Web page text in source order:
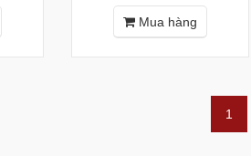
Mua hàng
1